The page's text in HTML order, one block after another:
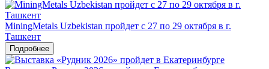
MiningMetals Uzbekistan пройдет с 27 по 29 октября в г.
Ташкент
Подробнее